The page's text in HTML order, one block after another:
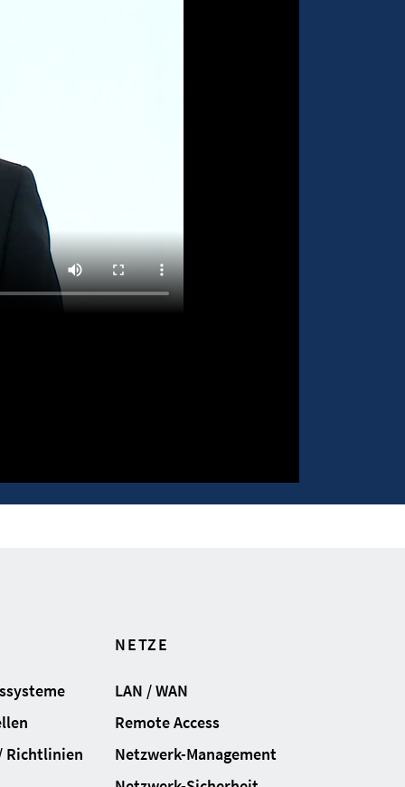
Richtlinien
NETZE
LAN / WAN
Remote Access
Netzwerk-Management